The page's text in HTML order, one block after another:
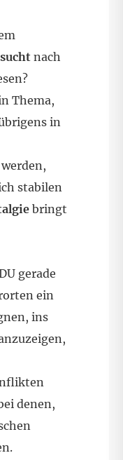
nach
Thema,
in
stabilen
bringt
gerade
ein
ins
denen,